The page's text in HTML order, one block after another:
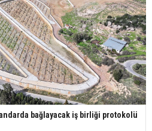
bağlayacak iş birliği protokolü